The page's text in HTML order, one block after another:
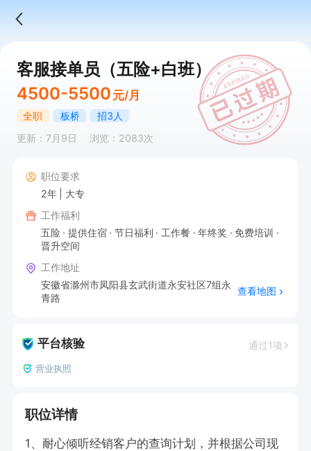
客服接单员（五险+白班）
4500-5500 元/月
全职 板桥
招3人
更新：7月9日
浏览：2083次
职位要求
2年
大专
工作福利
五险
提供住宿 节日福利 工作餐 年终奖
免费培训
晋升空间
工作地址
安徽省滁州市凤阳县玄武街道永安社区7组永
青路
查看地图
平台核验 通过1项
营业执照
职位详情
1、耐心倾听经销客户的查询计划，并根据公司现